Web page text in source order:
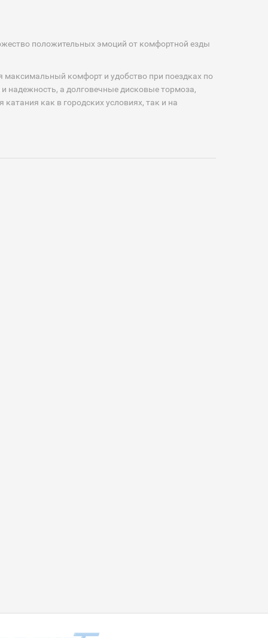
положительных эмоций от комфортной езды
максимальный комфорт и удобство при поездках по
надежность, а долговечные дисковые тормоза,
как в городских условиях, так и на